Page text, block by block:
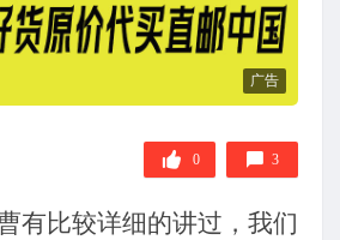
广告
0 3
有比较详细的讲过，我们